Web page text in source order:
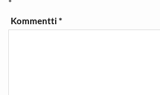
*
Kommentti*